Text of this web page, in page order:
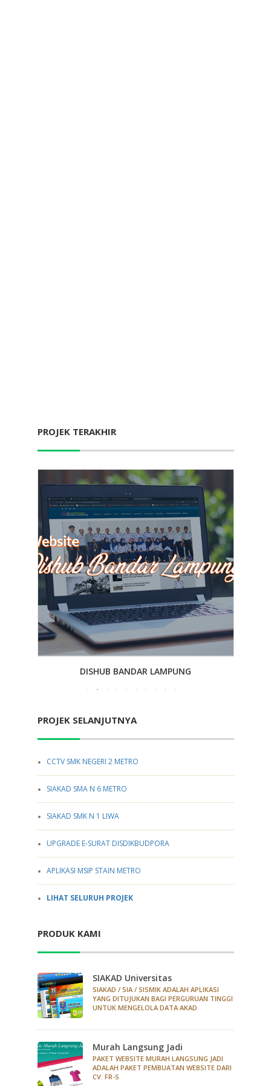
PROJEK TERAKHIR
DISHUB BANDAR LAMPUNG
PROJEK SELANJUTNYA
CCTV SMK NEGERI 2 METRO
SIAKAD SMA N 6 METRO
SIAKAD SMK N 1 LIWA
UPGRADE E-SURAT DISDIKBUDPORA
APLIKASI MSIP STAIN METRO
LIHAT SELURUH PROJEK
PRODUK KAMI
SIAKAD Universitas
SIAKAD / SIA / SISMIK ADALAH APLIKASI
YANG DITUJUKAN BAGI PERGURUAN TINGGI
UNTUK MENGELOLA DATA AKAD
Murah Langsung Jadi
PAKET WEBSITE MURAH LANGSUNG JADI
ADALAH PAKET PEMBUATAN WEBSITE DARI
CV. FR-S